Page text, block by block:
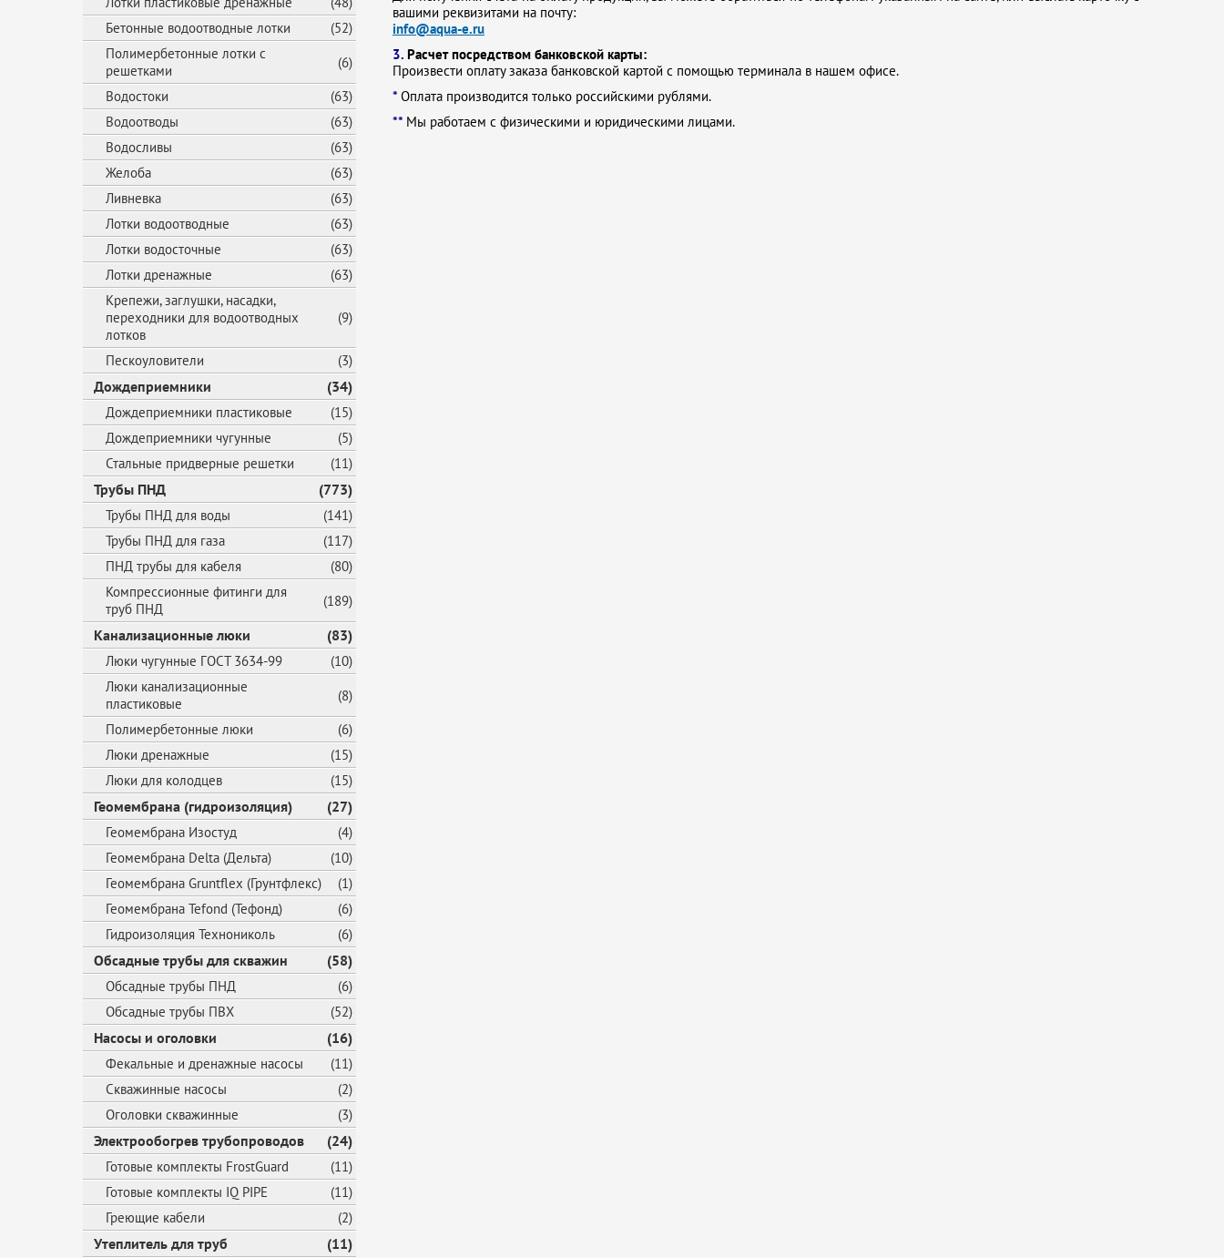
Бетонные водоотводные лотки
(52)
Полимербетонные лотки с
решетками
(6)
Водостоки
(63)
Водоотводы
(63)
Водосливы
(63)
Желоба
(63)
Ливневка
(63)
Лотки водоотводные
(63)
Лотки водосточные
(63)
Лотки дренажные
(63)
Крепежи, заглушки, насадки,
переходники для водоотводных
лотков
(9)
Пескоуловители (3)
Дождеприемники (34)
Дождеприемники пластиковые
(15)
Дождеприемники чугунные
(5)
Стальные придверные решетки
(11)
Трубы ПНД (773)
Трубы ПНД для воды
(141)
Трубы ПНД для газа
(117)
ПНД трубы для кабеля
(80)
Компрессионные фитинги для
труб ПНД
(189)
Канализационные люки (83)
Люки чугунные ГОСТ 3634-99
(10)
Люки канализационные
пластиковые
(8)
Полимербетонные люки
(6)
Люки дренажные
(15)
Люки для колодцев
(15)
Геомембрана (гидроизоляция) (27)
Геомембрана Изостуд
(4)
Геомембрана Delta (Дельта)
(10)
Геомембрана Gruntflex (Грунтфлекс)
(1)
Геомембрана Tefond (Тефонд)
(6)
Гидроизоляция Технониколь
(6)
Обсадные трубы для скважин (58)
Обсадные трубы ПНД
(6)
Обсадные трубы ПВХ
(52)
Насосы и оголовки (16)
Фекальные и дренажные насосы
(11)
Скважинные насосы
(2)
Оголовки скважинные
(3)
Электрообогрев трубопроводов (24)
Готовые комплекты FrostGuard
(11)
Готовые комплекты IQ PIPE
(11)
Греющие кабели
(2)
Утеплитель для труб (11)
вашими реквизитами на почту:
info@aqua-e.ru
3. Расчет посредством банковской карты:
Произвести оплату заказа банковской картой с помощью терминала в нашем офисе.
* Оплата производится только российскими рублями.
** Мы работаем с физическими и юридическими лицами.